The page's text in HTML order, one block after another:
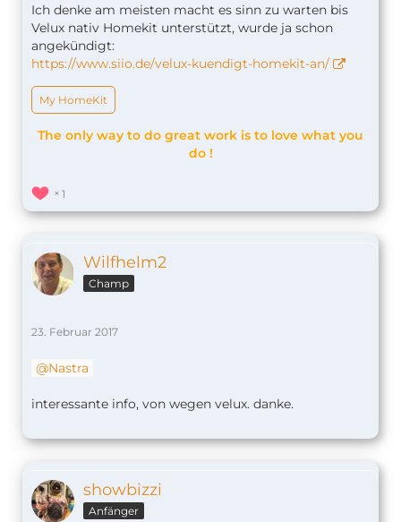
Ich denke am meisten macht es sinn zu warten bis
Velux nativ Homekit unterstützt, wurde ja schon
angekündigt:
https://www.siio.de/velux-kuendigt-homekit-an/
My HomeKit
The only way to do great work is to love what you
do !
1
Wilfhelm2
Champ
23. Februar 2017
Nastra
interessante info, von wegen velux. danke.
showbizzi
Anfänger